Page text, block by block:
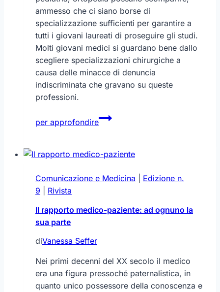
ammesso che ci siano borse di
specializzazione sufficienti per garantire a
tutti i giovani laureati di proseguire gli studi.
Molti giovani medici si guardano bene dallo
scegliere specializzazioni chirurgiche a
causa delle minacce di denuncia
indiscriminata che gravano su queste
professioni.
per approfondire
Medici:
finiranno
il
Comunicazione e Medicina
Edizione n.
9
Rivista
Il rapporto medico-paziente: ad ognuno la
sua parte
diVanessa Seffer
Nei primi decenni del XX secolo il medico
era una figura pressoché paternalistica, in
quanto unico possessore della conoscenza e